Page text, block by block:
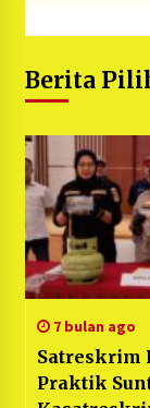
Berita
7 bulan ago
Satreskrim
Praktik